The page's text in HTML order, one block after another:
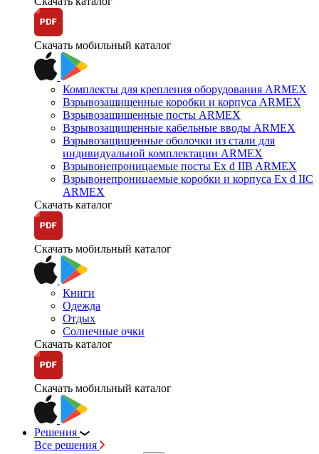
Скачать мобильный каталог
Комплекты для крепления оборудования ARMEX
Взрывозащищенные коробки и корпуса ARMEX
Взрывозащищенные посты ARMEX
Взрывозащищенные кабельные вводы ARMEX
Взрывозащищенные оболочки из стали для
индивидуальной комплектации ARMEX
Взрывонепроницаемые посты Ex d IIB ARMEX
Взрывонепроницаемые коробки и корпуса Ex d IIС
ARMEX
Скачать каталог
Скачать мобильный каталог
Книги
Одежда
Отдых
Солнечные очки
Скачать каталог
Скачать мобильный каталог
Решения
Все решения